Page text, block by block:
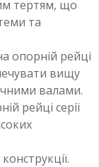
тертям, що
та
опорній рейці
вищу
валами.
рейці серії